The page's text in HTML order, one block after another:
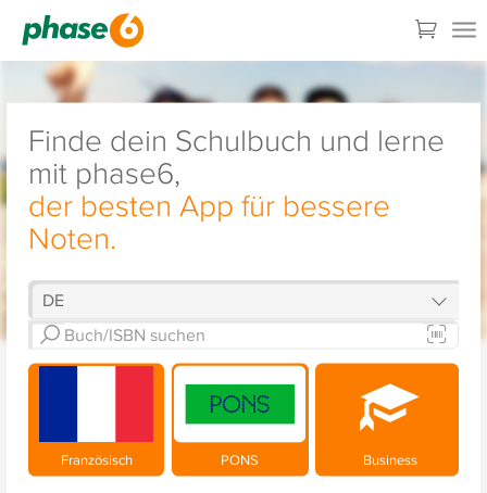
Finde dein Schulbuch und lerne
mit phase6,
der besten App für bessere
Noten.
Französisch PONS Business